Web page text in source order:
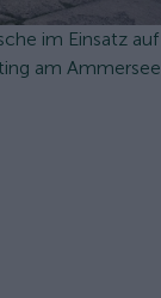
im Einsatz auf
am Ammersee